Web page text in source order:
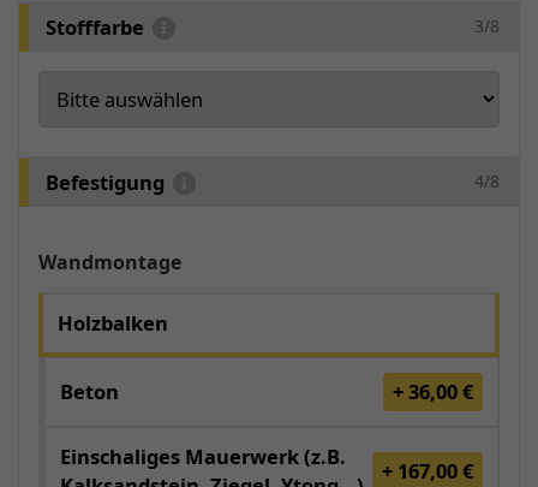
Stofffarbe 3/8
Befestigung 4/8
Wandmontage
Holzbalken
Beton + 36,00 €
Einschaliges Mauerwerk (z.B.
+ 167,00 €